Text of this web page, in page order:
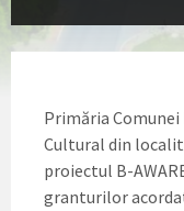
Primăria
Cultural din
proiectul B-
granturilor